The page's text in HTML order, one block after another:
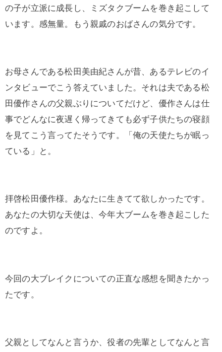
の子が立派に成長し、ミズタクブームを巻き起こして
います。感無量。もう親戚のおばさんの気分です。
お母さんである松田美由紀さんが昔、あるテレビのイ
ンタビューでこう答えていました。それは夫である松
田優作さんの父親ぶりについてだけど、優作さんは仕
事でどんなに夜遅く帰ってきても必ず子供たちの寝顔
を見てこう言ってたそうです。「俺の天使たちが眠っ
ている」と。
拝啓松田優作様。あなたに生きてて欲しかったです。
あなたの大切な天使は、今年大ブームを巻き起こした
のですよ。
今回の大ブレイクについての正直な感想を聞きたかっ
たです。
父親としてなんと言うか、役者の先輩としてなんと言